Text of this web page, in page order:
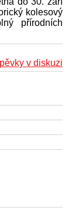
kolesový
přírodních
v diskuzi